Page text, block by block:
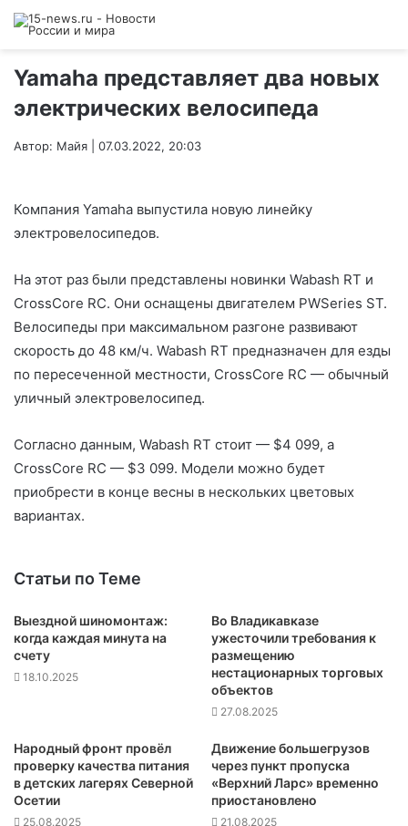
Yamaha представляет два новых
электрических велосипеда
Автор: Майя | 07.03.2022, 20:03
Компания Yamaha выпустила новую линейку
электровелосипедов.
На этот раз были представлены новинки Wabash RT и
CrossCore RC. Они оснащены двигателем PWSeries ST.
Велосипеды при максимальном разгоне развивают
скорость до 48 км/ч. Wabash RT предназначен для езды
по пересеченной местности, CrossCore RC — обычный
уличный электровелосипед.
Согласно данным, Wabash RT стоит — $4 099, а
CrossCore RC — $3 099. Модели можно будет
приобрести в конце весны в нескольких цветовых
вариантах.
Статьи по Теме
Выездной шиномонтаж:
когда каждая минута на
счету
18.10.2025
Во Владикавказе
ужесточили требования к
размещению
нестационарных торговых
объектов
27.08.2025
Народный фронт провёл
проверку качества питания
в детских лагерях Северной
Осетии
25.08.2025
Движение большегрузов
через пункт пропуска
«Верхний Ларс» временно
приостановлено
21.08.2025